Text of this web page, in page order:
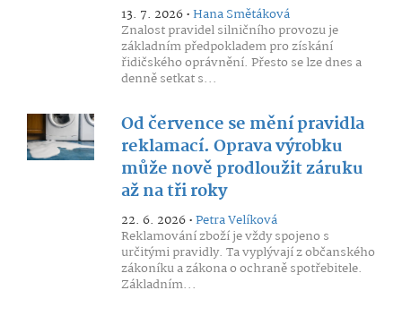
13. 7. 2026 •Hana Smětáková
Znalost pravidel silničního provozu je
základním předpokladem pro získání
řidičského oprávnění. Přesto se lze dnes a
denně setkat s...
Od července se mění pravidla
reklamací. Oprava výrobku
může nově prodloužit záruku
až na tři roky
22. 6. 2026 •Petra Velíková
Reklamování zboží je vždy spojeno s
určitými pravidly. Ta vyplývají z občanského
zákoníku a zákona o ochraně spotřebitele.
Základním...